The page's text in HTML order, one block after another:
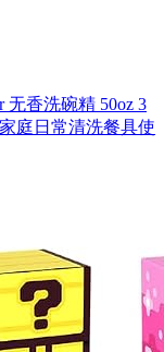
无香洗碗精 50oz 3
庭日常清洗餐具使